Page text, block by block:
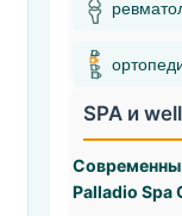
SPA и
Palladio Spa